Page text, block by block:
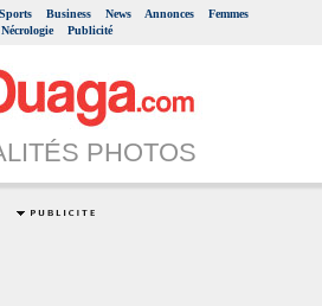
Sports Business News Annonces
Femmes
Nécrologie
Publicité
PHOTOS